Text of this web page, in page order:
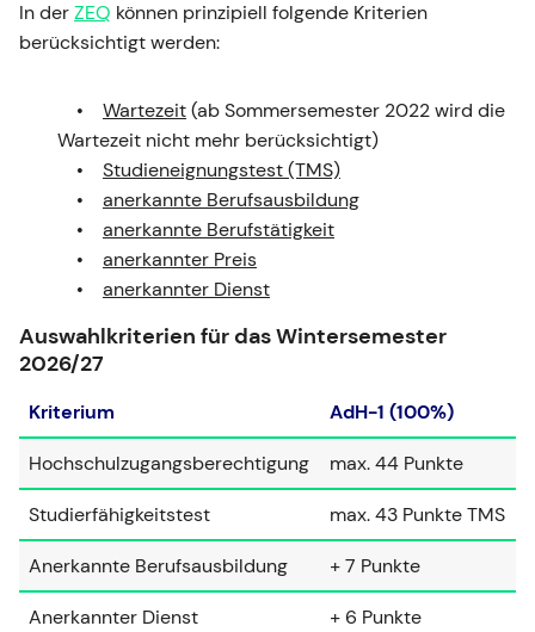
In derZEQ können prinzipiell folgende Kriterien
berücksichtigt werden:
Wartezeit(ab Sommersemester 2022 wird die
Wartezeit nicht mehr berücksichtigt)
Studieneignungstest (TMS)
anerkannte Berufsausbildung
anerkannte Berufstätigkeit
anerkannter Preis
anerkannter Dienst
Auswahlkriterien für das Wintersemester
2026/27
Kriterium AdH-1 (100%)
Hochschulzugangsberechtigung max. 44 Punkte
Studierfähigkeitstest max. 43 Punkte TMS
Anerkannte Berufsausbildung + 7 Punkte
Anerkannter Dienst + 6 Punkte